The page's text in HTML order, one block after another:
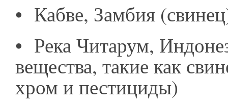
• Кабве, Замбия
• Река Читарум,
вещества, такие как
хром и пестициды)